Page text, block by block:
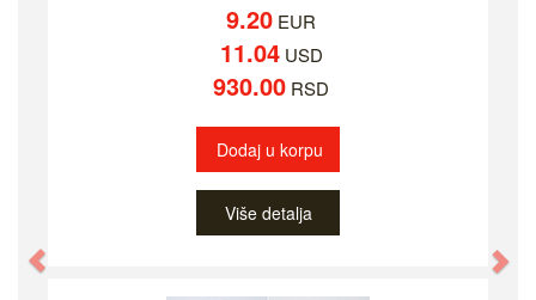
9.20 EUR
11.04USD
930.00 RSD
Dodaj u korpu
Više detalja